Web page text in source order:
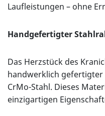
Laufleistungen – ohne
Handgefertigter
Das Herzstück des
handwerklich gefertigter
CrMo-Stahl. Dieses
einzigartigen